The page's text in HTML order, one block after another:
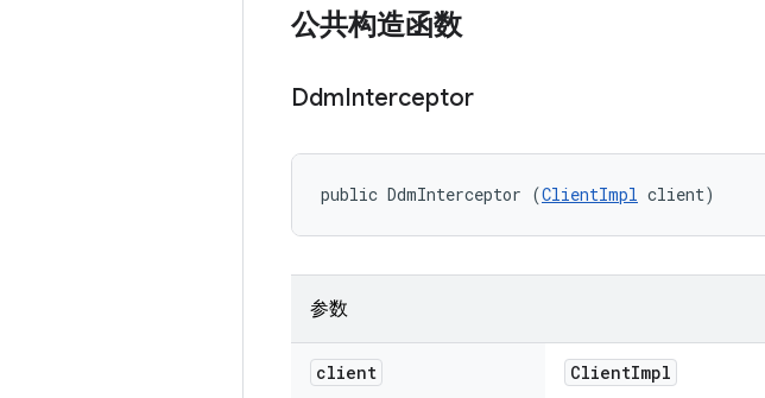
公共构造函数
DdmInterceptor
public DdmInterceptor (ClientImpl client)
参数
client ClientImpl